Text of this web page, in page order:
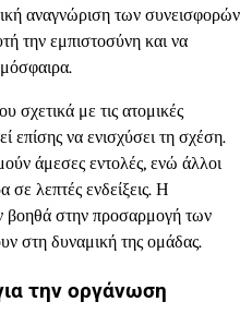
αναγνώριση των συνεισφορών
την εμπιστοσύνη και να
σχετικά με τις ατομικές
επίσης να ενισχύσει τη σχέση.
άμεσες εντολές, ενώ άλλοι
σε λεπτές ενδείξεις. Η
βοηθά στην προσαρμογή των
στη δυναμική της ομάδας.
την οργάνωση